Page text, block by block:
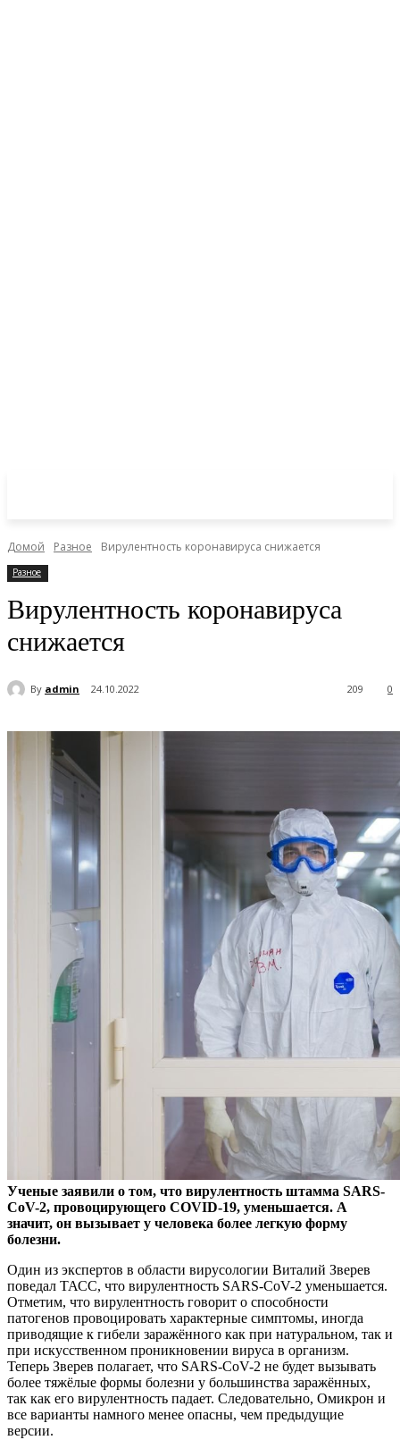
Домой Разное Вирулентность коронавируса снижается
Разное
Вирулентность коронавируса
снижается
By admin 24.10.2022 0
209
Ученые заявили о том, что вирулентность штамма SARS-
CoV-2, провоцирующего COVID-19, уменьшается. А
значит, он вызывает у человека более легкую форму
болезни.
Один из экспертов в области вирусологии Виталий Зверев
поведал ТАСС, что вирулентность SARS-CoV-2 уменьшается.
Отметим, что вирулентность говорит о способности
патогенов провоцировать характерные симптомы, иногда
приводящие к гибели заражённого как при натуральном, так и
при искусственном проникновении вируса в организм.
Теперь Зверев полагает, что SARS-CoV-2 не будет вызывать
более тяжёлые формы болезни у большинства заражённых,
так как его вирулентность падает. Следовательно, Омикрон и
все варианты намного менее опасны, чем предыдущие
версии.